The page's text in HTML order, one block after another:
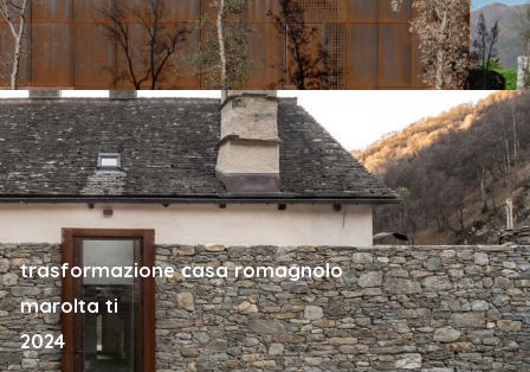
trasformazione casa romagnolo
marolta ti
2024